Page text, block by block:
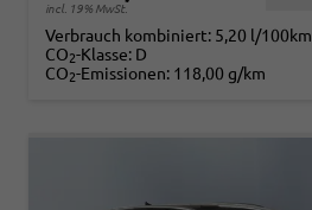
incl. 19% MwSt.
Verbrauch kombiniert: 5,20 l/100km
CO2-Klasse: D
CO2-Emissionen: 118,00 g/km